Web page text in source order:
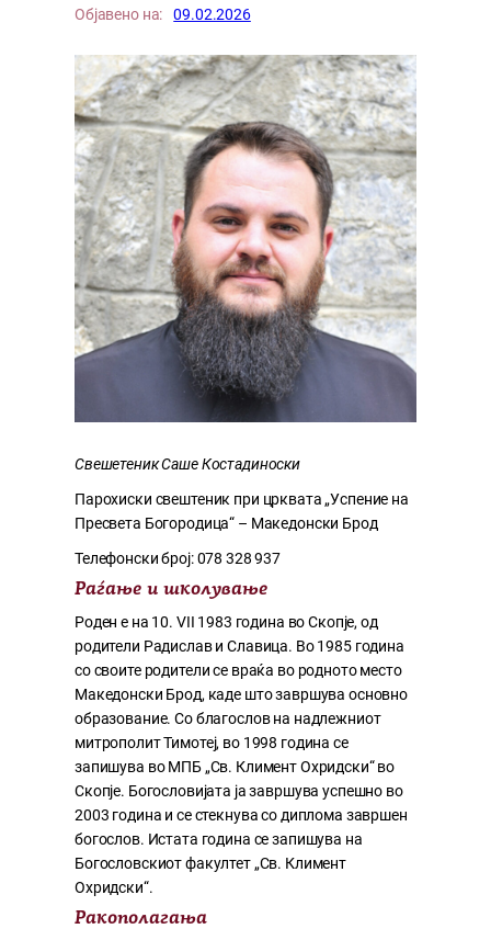
Објавено на: 09.02.2026
Свешетеник Саше Костадиноски
Парохиски свештеник при црквата „Успение на
Пресвета Богородица“ – Македонски Брод
Телефонски број: 078 328 937
Раѓање и школување
Роден е на 10. VII 1983 година во Скопје, од
родители Радислав и Славица. Во 1985 година
со своите родители се враќа во родното место
Македонски Брод, каде што завршува основно
образование. Со благослов на надлежниот
митрополит Тимотеј, во 1998 година се
запишува во МПБ „Св. Климент Охридски“ во
Скопје. Богословијата ја завршува успешно во
2003 година и се стекнува со диплома завршен
богослов. Истата година се запишува на
Богословскиот факултет „Св. Климент
Охридски“.
Ракополагања